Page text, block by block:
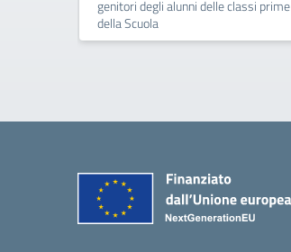
genitori degli alunni delle classi prime
della Scuola